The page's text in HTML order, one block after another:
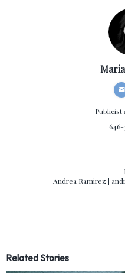
Publicist
Andrea Ramirez |
Related Stories